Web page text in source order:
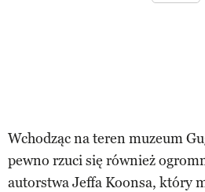
Wchodząc na teren muzeum
pewno rzuci się również
autorstwa Jeffa Koonsa, który